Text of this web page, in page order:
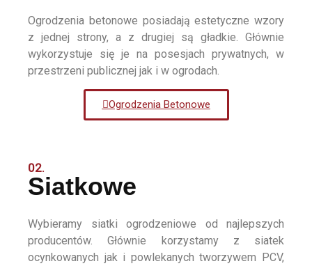
Ogrodzenia betonowe posiadają estetyczne wzory
z jednej strony, a z drugiej są gładkie. Głównie
wykorzystuje się je na posesjach prywatnych, w
przestrzeni publicznej jak i w ogrodach.
Ogrodzenia Betonowe
02.
Siatkowe
Wybieramy siatki ogrodzeniowe od najlepszych
producentów. Głównie korzystamy z siatek
ocynkowanych jak i powlekanych tworzywem PCV,